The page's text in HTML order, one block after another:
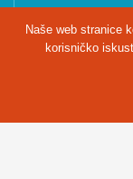
Naše web stranice
korisničko